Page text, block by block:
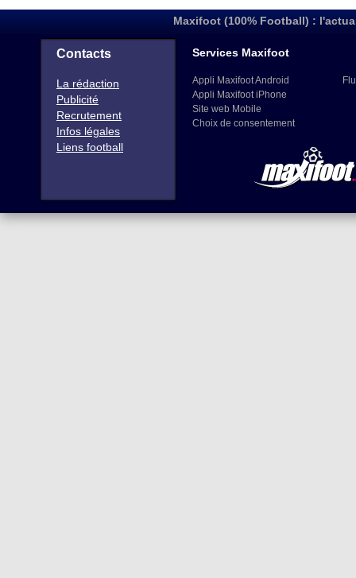
Maxifoot (100% Football) :
Contacts
La rédaction
Publicité
Recrutement
Infos légales
Liens football
Services Maxifoot
Appli Maxifoot Android
Appli Maxifoot iPhone
Site web Mobile
Choix de consentement